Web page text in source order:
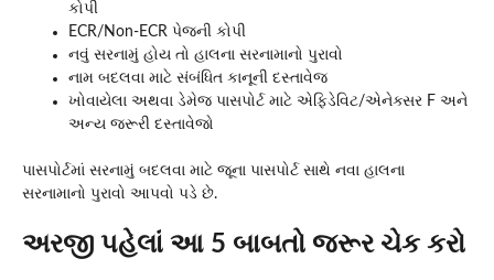
કોપી
ECR/Non-ECR પેજની કોપી
નવું સરનામું હોય તો હાલના સરનામાનો પુરાવો
નામ બદલવા માટે સંબંધિત કાનૂની દસ્તાવેજ
ખોવાયેલા અથવા ડેમેજ પાસપોર્ટ માટે એફિડેવિટ/એનેક્સર F અને
અન્ય જરૂરી દસ્તાવેજો
પાસપોર્ટમાં સરનામું બદલવા માટે જૂના પાસપોર્ટ સાથે નવા હાલના
સરનામાનો પુરાવો આપવો પડે છે.
અરજી પહેલાં આ 5 બાબતો જરૂર ચેક કરો